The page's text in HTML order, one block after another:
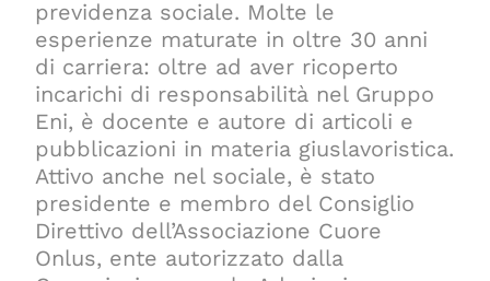
previdenza sociale. Molte le
esperienze maturate in oltre 30 anni
di carriera: oltre ad aver ricoperto
incarichi di responsabilità nel Gruppo
Eni, è docente e autore di articoli e
pubblicazioni in materia giuslavoristica.
Attivo anche nel sociale, è stato
presidente e membro del Consiglio
Direttivo dell’Associazione Cuore
Onlus, ente autorizzato dalla